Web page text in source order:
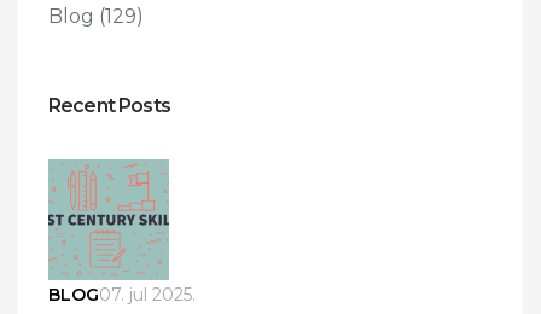
Blog (129)
Recent Posts
BLOG07. jul 2025.